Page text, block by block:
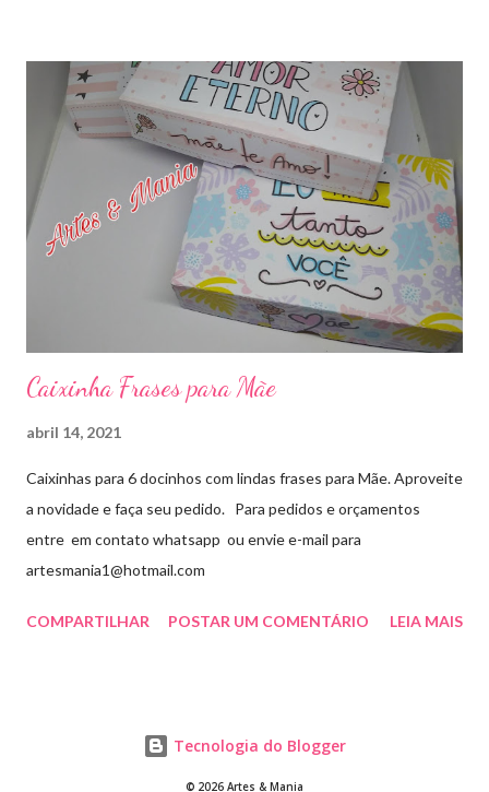
Caixinha Frases para Mãe
abril 14, 2021
Caixinhas para 6 docinhos com lindas frases para Mãe. Aproveite
a novidade e faça seu pedido. Para pedidos e orçamentos
entre em contato whatsapp ou envie e-mail para
artesmania1@hotmail.com
COMPARTILHAR POSTAR UM COMENTÁRIO LEIA MAIS
Tecnologia do Blogger
© 2026 Artes & Mania